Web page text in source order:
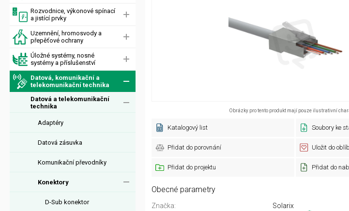
Rozvodnice, výkonové spínací
a jistící prvky
Uzemnění, hromosvody a
přepěťové ochrany
Úložné systémy, nosné
systémy a příslušenství
Datová, komunikační a
telekomunikační technika
Datová a telekomunikační
technika
Adaptéry
Datová zásuvka
Komunikační převodníky
Konektory
D-Sub konektor
Obrázky pro tento produkt mají pouze ilustrativní
Katalogový list Soubory ke
Přidat do porovnání Uložit do
Přidat do projektu Přidat do
Obecné parametry
Značka: Solarix